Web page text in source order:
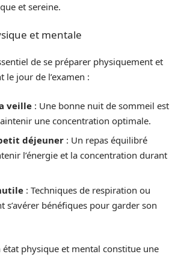
et sereine.
et mentale
de se préparer physiquement et
le jour de l’examen :
veille : Une bonne nuit de sommeil est
une concentration optimale.
déjeuner : Un repas équilibré
l’énergie et la concentration durant
: Techniques de respiration ou
s’avérer bénéfiques pour garder son
physique et mental constitue une